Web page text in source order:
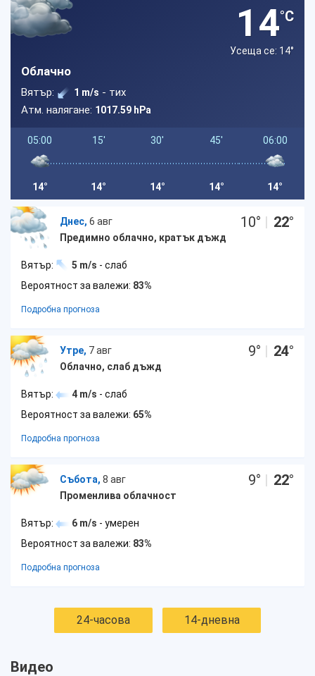
14°C
Усеща се: 14°
Облачно
Вятър: 1 m/s - тих
Атм. налягане: 1017.59 hPa
05:00
14°
15'
14°
30'
14°
45'
14°
06:00
14°
Днес, 6 авг
Предимно облачно, кратък дъжд
10° | 22°
Вятър: 5 m/s - слаб
Вероятност за валежи: 83%
Подробна прогноза
Утре, 7 авг
Облачно, слаб дъжд
9° | 24°
Вятър: 4 m/s - слаб
Вероятност за валежи: 65%
Подробна прогноза
Събота, 8 авг
Променлива облачност
9° | 22°
Вятър: 6 m/s - умерен
Вероятност за валежи: 83%
Подробна прогноза
24-часова 14-дневна
Видео